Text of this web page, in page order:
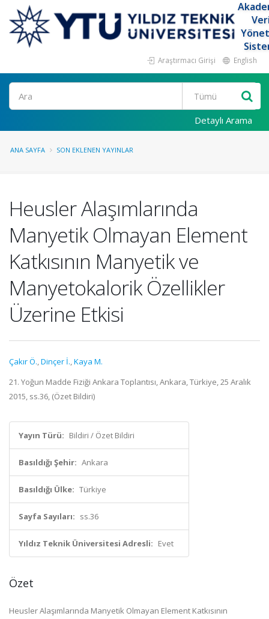
Araştırmacı Girişi English
Ara
Detaylı Arama
ANA SAYFA SON EKLENEN YAYINLAR
Heusler Alaşımlarında
Manyetik Olmayan Element
Katkısının Manyetik ve
Manyetokalorik Özellikler
Üzerine Etkisi
Çakır Ö.,Dinçer İ.,Kaya M.
21. Yoğun Madde Fiziği Ankara Toplantısı, Ankara, Türkiye, 25 Aralık
2015, ss.36, (Özet Bildiri)
Yayın Türü: Bildiri / Özet Bildiri
Basıldığı Şehir: Ankara
Basıldığı Ülke: Türkiye
Sayfa Sayıları: ss.36
Yıldız Teknik Üniversitesi Adresli: Evet
Özet
Heusler Alaşımlarında Manyetik Olmayan Element Katkısının